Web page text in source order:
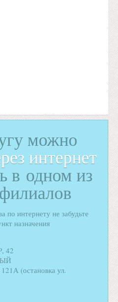
можно
интернет
в одном из
по интернету не забудьте
назначения
42
(остановка ул.